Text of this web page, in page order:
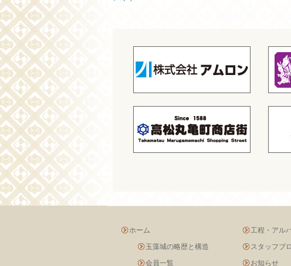
ホーム
玉藻城の略歴と構造
会員一覧
工程・アル
スタッフブ
お知らせ